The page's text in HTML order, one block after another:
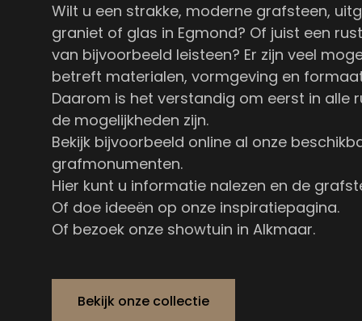
Wilt u een strakke, moderne grafsteen,
graniet of glas in Egmond? Of juist een
van bijvoorbeeld leisteen? Er zijn veel
betreft materialen, vormgeving en
Daarom is het verstandig om eerst in alle
de mogelijkheden zijn.
Bekijk bijvoorbeeld online al onze
grafmonumenten.
Hier kunt u informatie nalezen en de
Of doe ideeën op onze inspiratiepagina.
Of bezoek onze showtuin in Alkmaar.
Bekijk onze collectie